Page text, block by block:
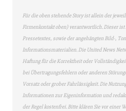
Für die oben stehende Story ist allein der
Firmenkontakt oben) verantwortlich. Dieser ist
Pressetextes, sowie der angehängten Bild-,
Informationsmaterialien. Die United News
Haftung für die Korrektheit oder
bei Übertragungsfehlern oder anderen
Vorsatz oder grober Fahrlässigkeit. Die
Informationen zur Eigeninformation und
der Regel kostenfrei. Bitte klären Sie vor einer